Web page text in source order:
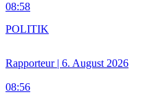
08:58
Rapporteur | 6. August 2026
08:56
POLITIK